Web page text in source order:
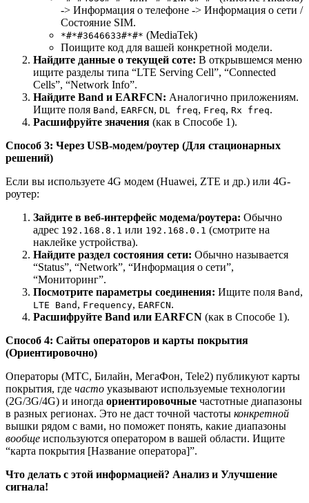
-> Информация о телефоне -> Информация о сети /
Состояние SIM.
*#*#3646633#*#* (MediaTek)
Поищите код для вашей конкретной модели.
Найдите данные о текущей соте: В открывшемся меню
ищите разделы типа “LTE Serving Cell”, “Connected
Cells”, “Network Info”.
Найдите Band и EARFCN: Аналогично приложениям.
Ищите поля Band , EARFCN, DL freq, Freq, Rx freq.
Расшифруйте значения (как в Способе 1).
Способ 3: Через USB-модем/роутер (Для стационарных
решений)
Если вы используете 4G модем (Huawei, ZTE и др.) или 4G-
роутер:
Зайдите в веб-интерфейс модема/роутера: Обычно
адрес 192.168.8.1 или 192.168.0.1 (смотрите на
наклейке устройства).
Найдите раздел состояния сети: Обычно называется
“Status”, “Network”, “Информация о сети”,
“Мониторинг”.
Посмотрите параметры соединения: Ищите поля Band ,
LTE Band , Frequency, EARFCN.
Расшифруйте Band или EARFCN (как в Способе 1).
Способ 4: Сайты операторов и карты покрытия
(Ориентировочно)
Операторы (МТС, Билайн, МегаФон, Tele2) публикуют карты
покрытия, где часто указывают используемые технологии
(2G/3G/4G) и иногда ориентировочные частотные диапазоны
в разных регионах. Это не даст точной частоты конкретной
вышки рядом с вами, но поможет понять, какие диапазоны
вообще используются оператором в вашей области. Ищите
“карта покрытия [Название оператора]”.
Что делать с этой информацией? Анализ и Улучшение
сигнала!